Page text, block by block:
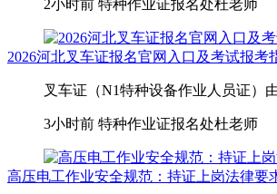
2小时前 特种作业证报名处杜老师
2026河北叉车证报名官网入口及考试报
叉车证（N1特种设备作业人员证）
3小时前 特种作业证报名处杜老师
高压电工作业安全规范：持证上岗法律要